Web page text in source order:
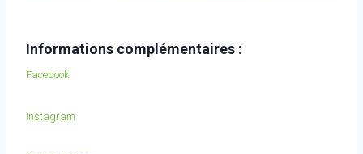
Informations complémentaires :
Facebook
Instagram